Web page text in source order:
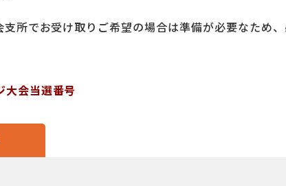
所でお受け取りご希望の場合は準備が必要なため、
大会当選番号